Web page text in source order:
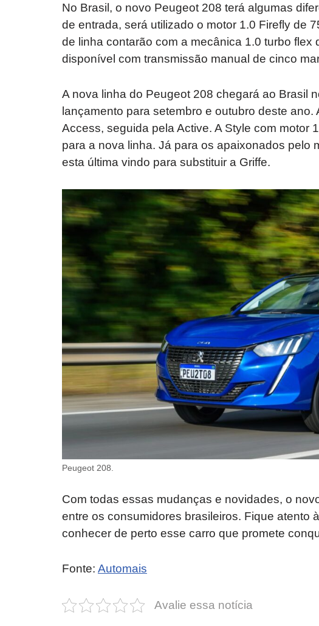
No Brasil, o novo Peugeot 208 terá algumas
de entrada, será utilizado o motor 1.0 Firefly de
de linha contarão com a mecânica 1.0 turbo flex
disponível com transmissão manual de cinco
A nova linha do Peugeot 208 chegará ao Brasil
lançamento para setembro e outubro deste
Access, seguida pela Active. A Style com motor
para a nova linha. Já para os apaixonados pelo
esta última vindo para substituir a Griffe.
Peugeot 208.
Com todas essas mudanças e novidades, o
entre os consumidores brasileiros. Fique atento
conhecer de perto esse carro que promete
Fonte: Automais
Avalie essa notícia